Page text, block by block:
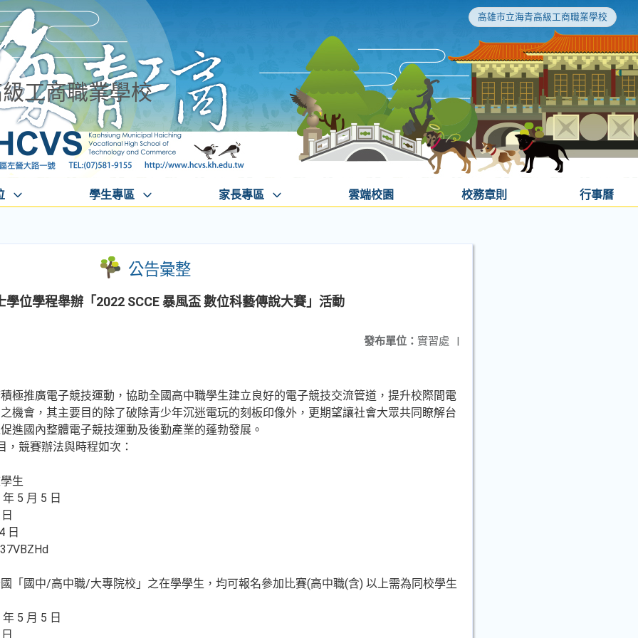
高雄市立海青高級工商職業學校
工商職業學校
學生專區 家長專區 雲端校園 校務章則 行事曆
公告彙整
位學程舉辦「2022 SCCE 暴風盃 數位科藝傳說大賽」活動
發布單位： 實習處 |
極推廣電子競技運動，協助全國高中職學生建立良好的電子競技交流管道，提升校際間電
機會，其主要目的除了破除青少年沉迷電玩的刻板印像外，更期望讓社會大眾共同瞭解台
進國內整體電子競技運動及後勤產業的蓬勃發展。
競賽辦法與時程如次：
生
5 月 5 日
日
「國中/高中職/大專院校」之在學學生，均可報名參加比賽(高中職(含) 以上需為同校學生
5 月 5 日